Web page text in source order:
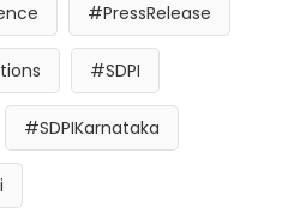
#PressRelease
#SDPI
#SDPIKarnataka